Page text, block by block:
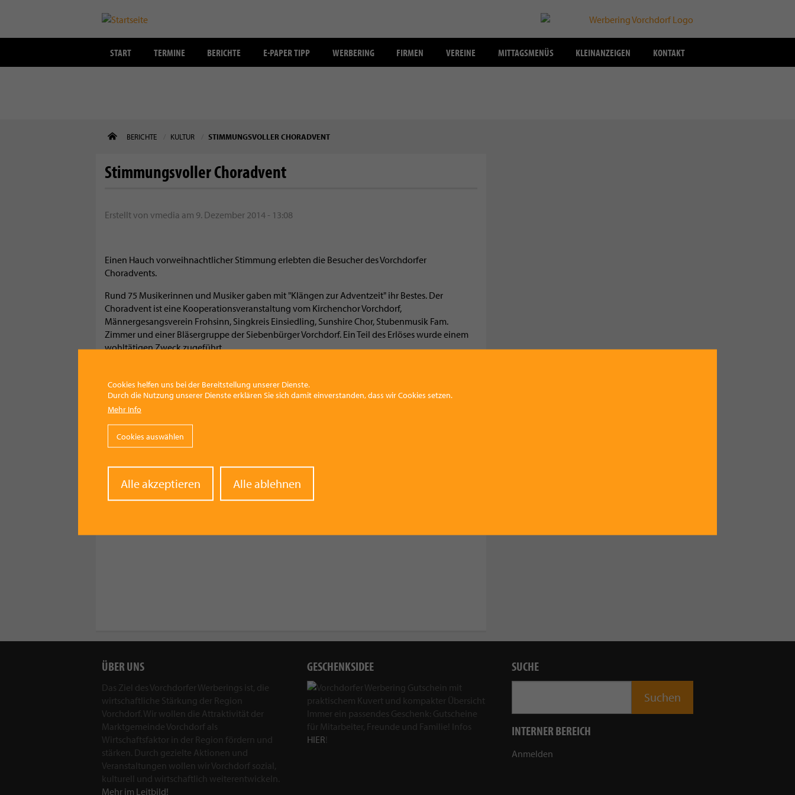
START TERMINE BERICHTE E-PAPER TIPP WERBERING FIRMEN VEREINE MITTAGSMENÜS KLEINANZEIGEN KONTAKT
BERICHTE KULTUR STIMMUNGSVOLLER CHORADVENT
Stimmungsvoller Choradvent
Erstellt von vmedia am 9. Dezember 2014 - 13:08
Einen Hauch vorweihnachtlicher Stimmung erlebten die Besucher des Vorchdorfer
Choradvents.
Rund 75 Musikerinnen und Musiker gaben mit "Klängen zur Adventzeit" ihr Bestes. Der
Choradvent ist eine Kooperationsveranstaltung vom Kirchenchor Vorchdorf,
Männergesangsverein Frohsinn, Singkreis Einsiedling, Sunshire Chor, Stubenmusik Fam.
Zimmer und einer Bläsergruppe der Siebenbürger Vorchdorf. Ein Teil des Erlöses wurde einem
wohltätigen Zweck zugeführt.
Kultur
Facebook
Pinterest
X WhatsApp
Email
ÜBER UNS
Das Ziel des Vorchdorfer Werberings ist, die
wirtschaftliche Stärkung der Region
Vorchdorf. Wir wollen die Attraktivität der
Marktgemeinde Vorchdorf als
Wirtschaftsfaktor in der Region fördern und
stärken. Durch gezielte Aktionen und
Veranstaltungen wollen wir Vorchdorf sozial,
kulturell und wirtschaftlich weiterentwickeln.
Mehr im Leitbild!
GESCHENKSIDEE
Immer ein passendes Geschenk: Gutscheine
für Mitarbeiter, Freunde und Familie! Infos
HIER!
SUCHE
INTERNER BEREICH
Anmelden
Cookies helfen uns bei der Bereitstellung unserer Dienste.
Durch die Nutzung unserer Dienste erklären Sie sich damit einverstanden, dass wir Cookies setzen.
Mehr Info
Cookies auswählen
Alle akzeptieren
Withdraw
Alle ablehnen